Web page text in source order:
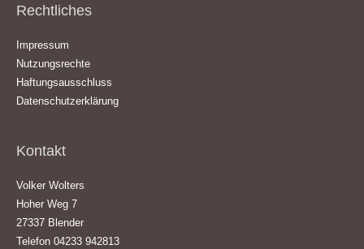
Rechtliches
Impressum
Nutzungsrechte
Haftungsausschluss
Datenschutzerklärung
Kontakt
Volker Wolters
Hoher Weg 7
27337 Blender
Telefon 04233 942813